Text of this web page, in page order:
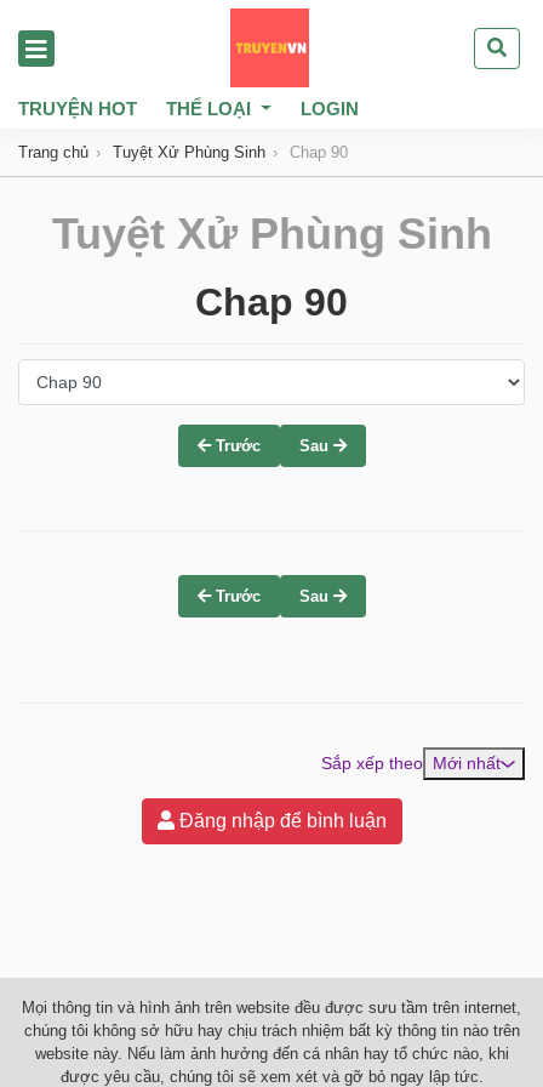
TRUYỆN HOT THỂ LOẠI LOGIN
Trang chủ Tuyệt Xử Phùng Sinh Chap 90
Tuyệt Xử Phùng Sinh
Chap 90
Trước Sau
Trước Sau
Sắp xếp theo Mới nhất
Đăng nhập để bình luận
Mọi thông tin và hình ảnh trên website đều được sưu tầm trên internet,
chúng tôi không sở hữu hay chịu trách nhiệm bất kỳ thông tin nào trên
website này. Nếu làm ảnh hưởng đến cá nhân hay tổ chức nào, khi
được yêu cầu, chúng tôi sẽ xem xét và gỡ bỏ ngay lập tức.